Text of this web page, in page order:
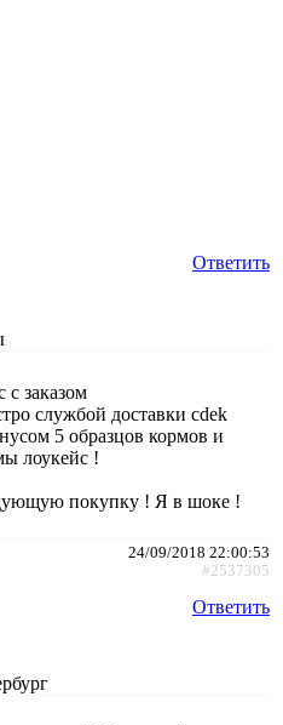
Ответить
с заказом
службой доставки cdek
5 образцов кормов и
лоукейс !
покупку ! Я в шоке !
24/09/2018 22:00:53
#2537305
Ответить